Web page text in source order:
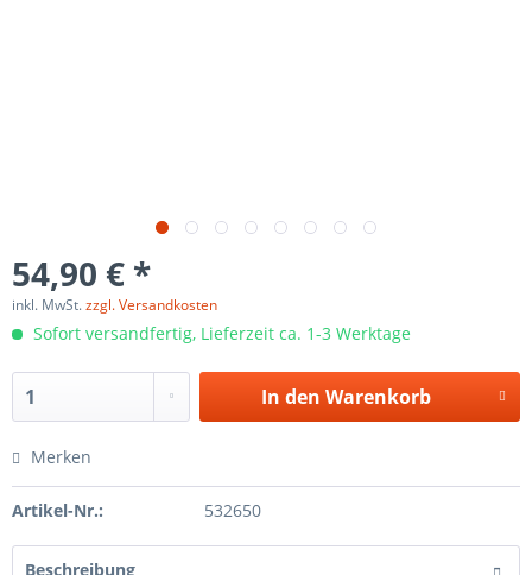
54,90 € *
inkl. MwSt.zzgl. Versandkosten
Sofort versandfertig, Lieferzeit ca. 1-3 Werktage
In den Warenkorb
Merken
Artikel-Nr.: 532650
Beschreibung